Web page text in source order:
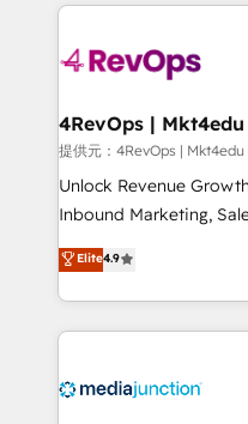
requirement).
far with our HubSpot
提供元：4RevOps |
Unlock Revenue
Inbound Marketing,
specialize in driving
across industries
and customer success
methodologies. As
offer unparalleled insights. Operating in
Elite4.9